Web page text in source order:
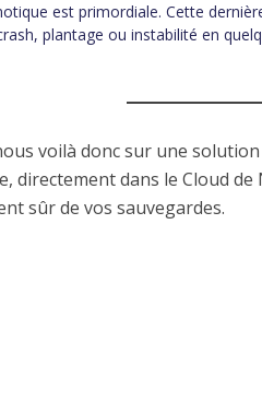
est primordiale. Cette
plantage ou instabilité en
voilà donc sur une
directement dans le Cloud
sûr de vos sauvegardes.